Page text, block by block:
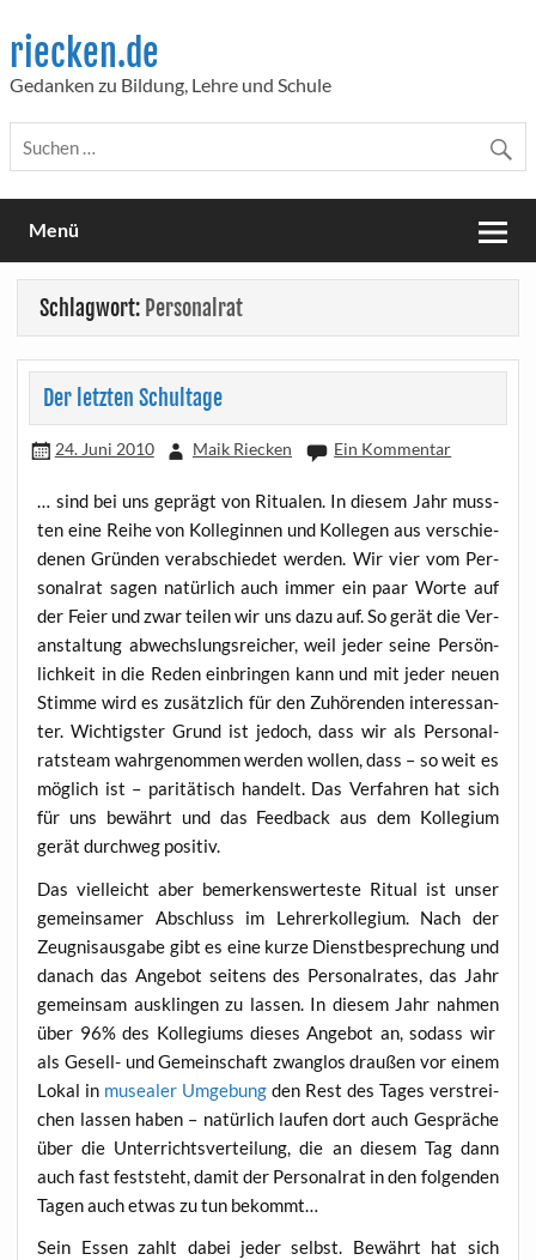
content
riecken.de
Gedanken zu Bildung, Lehre und Schule
Menü
Schlagwort: Personalrat
Der letzten Schultage
24. Juni 2010 Maik Riecken Ein Kommentar
… sind bei uns geprägt von Ritua­len. In die­sem Jahr muss­
ten eine Rei­he von Kol­le­gin­nen und Kol­le­gen aus ver­schie­
de­nen Grün­den ver­ab­schie­det wer­den. Wir vier vom Per­
so­nal­rat sagen natür­lich auch immer ein paar Wor­te auf
der Fei­er und zwar tei­len wir uns dazu auf. So gerät die Ver­
an­stal­tung abwechs­lungs­rei­cher, weil jeder sei­ne Per­sön­
lich­keit in die Reden ein­brin­gen kann und mit jeder neu­en
Stim­me wird es zusätz­lich für den Zuhö­ren­den inter­es­san­
ter. Wich­tigs­ter Grund ist jedoch, dass wir als Per­so­nal­
rats­team wahr­ge­nom­men wer­den wol­len, dass – so weit es
mög­lich ist – pari­tä­tisch han­delt. Das Ver­fah­ren hat sich
für uns bewährt und das Feed­back aus dem Kol­le­gi­um
gerät durch­weg positiv.
Das viel­leicht aber bemer­kens­wer­tes­te Ritu­al ist unser
gemein­sa­mer Abschluss im Leh­rer­kol­le­gi­um. Nach der
Zeug­nis­aus­ga­be gibt es eine kur­ze Dienst­be­spre­chung und
danach das Ange­bot sei­tens des Per­so­nal­ra­tes, das Jahr
gemein­sam aus­klin­gen zu las­sen. In die­sem Jahr nah­men
über 96% des Kol­le­gi­ums die­ses Ange­bot an, sodass wir
als Gesell- und Gemein­schaft zwang­los drau­ßen vor einem
Lokal in musea­ler Umge­bung den Rest des Tages ver­strei­
chen las­sen haben – natür­lich lau­fen dort auch Gesprä­che
über die Unter­richts­ver­tei­lung, die an die­sem Tag dann
auch fast fest­steht, damit der Per­so­nal­rat in den fol­gen­den
Tagen auch etwas zu tun bekommt…
Sein Essen zahlt dabei jeder selbst. Bewährt hat sich